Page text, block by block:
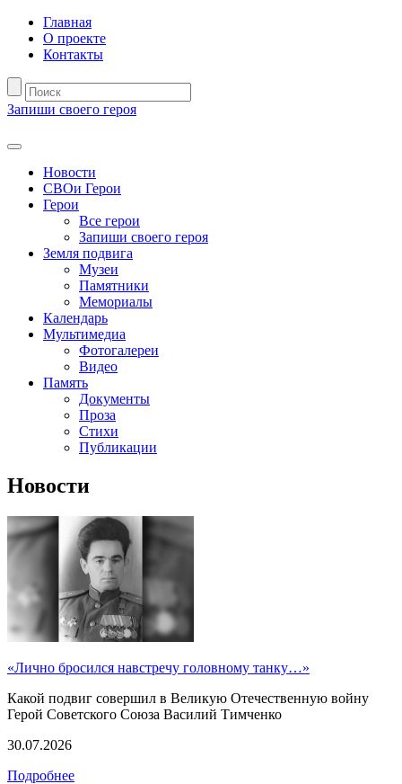
Главная
О проекте
Контакты
Запиши своего героя
Новости
СВОи Герои
Герои
Все герои
Запиши своего героя
Земля подвига
Музеи
Памятники
Мемориалы
Календарь
Мультимедиа
Фотогалереи
Видео
Память
Документы
Проза
Стихи
Публикации
Новости
«Лично бросился навстречу головному танку…»
Какой подвиг совершил в Великую Отечественную войну
Герой Советского Союза Василий Тимченко
30.07.2026
Подробнее